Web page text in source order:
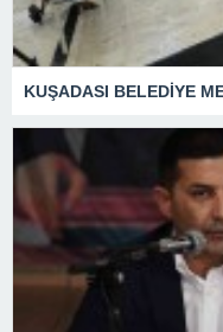
KUŞADASI BELEDİYE